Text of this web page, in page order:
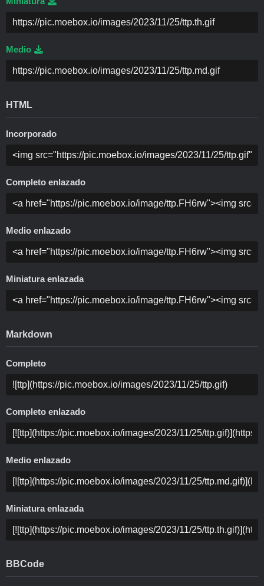
Medio
HTML
Incorporado
Completo enlazado
Medio enlazado
Miniatura enlazada
Markdown
Completo
Completo enlazado
Medio enlazado
Miniatura enlazada
BBCode